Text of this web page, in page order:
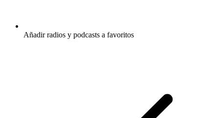
Añadir radios y podcasts a favoritos